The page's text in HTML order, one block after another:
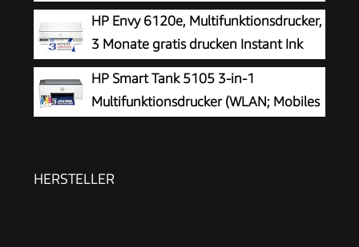
Tintenstrahl - 216 x 297 mm (Original)
- A4/Legal (Medien) - bis zu 7.5 Seiten/Min.
(Drucken) - 60 Blatt - USB 2.0, Bluetooth, Wi-
Fi(n)
HP Envy 6120e, Multifunktionsdrucker,
3 Monate gratis drucken Instant Ink
inklusive, Drucken, Kopieren, Scannen,
Mobiler Faxversand, Wi-Fi, Beidseitiger Druck
HP Smart Tank 5105 3-in-1
Multifunktionsdrucker (WLAN; Mobiles
Reichweite, Drucken in hoher Qualität
HERSTELLER